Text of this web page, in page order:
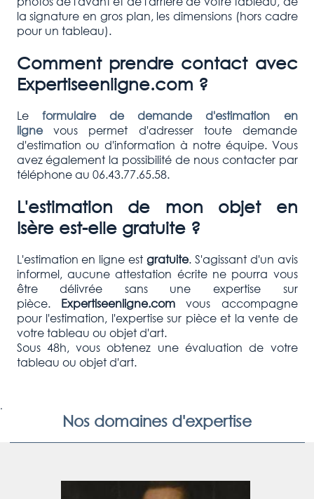
la signature en gros plan, les dimensions (hors cadre
pour un tableau).
Comment prendre contact avec
Expertiseenligne.com ?
Le formulaire de demande d'estimation en
lignevous permet d'adresser toute demande
d'estimation ou d'information à notre équipe. Vous
avez également la possibilité de nous contacter par
téléphone au 06.43.77.65.58.
L'estimation de mon objet en
Isère est-elle gratuite ?
L'estimation en ligne est gratuite. S'agissant d'un avis
informel, aucune attestation écrite ne pourra vous
être délivrée sans une expertise sur
pièce. Expertiseenligne.comvous accompagne
pour l'estimation, l'expertise sur pièce et la vente de
votre tableau ou objet d'art.
Sous 48h, vous obtenez une évaluation de votre
tableau ou objet d'art.
.
Nos domaines d'expertise